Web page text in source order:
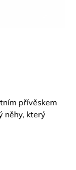
přívěskem
něhy, který